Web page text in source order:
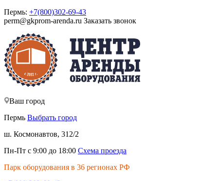
Пермь: +7(800)302-69-43
perm@gkprom-arenda.ru Заказать звонок
Ваш город
Пермь Выбрать город
ш. Космонавтов, 312/2
Пн-Пт с 9:00 до 18:00 Схема проезда
Парк оборудования в 36 регионах РФ